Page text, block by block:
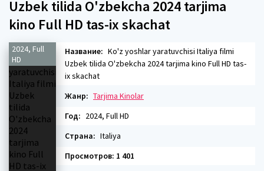
Uzbek tilida O'zbekcha 2024 tarjima
kino Full HD tas-ix skachat
2024, Full
HD
Название: Ko'z yoshlar yaratuvchisi Italiya filmi
Uzbek tilida O'zbekcha 2024 tarjima kino Full HD tas-
ix skachat
Жанр: Tarjima Kinolar
Год: 2024, Full HD
Страна: Italiya
Просмотров: 1 401